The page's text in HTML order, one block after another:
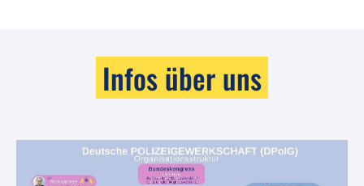
Infos über uns